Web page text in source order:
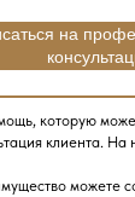
которую
клиента. На
можете
на